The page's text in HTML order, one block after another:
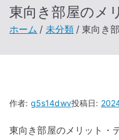
東向き部屋のメ
ホーム 未分類 東向き
作者: g5s14dwv投稿日:
東向き部屋のメリット・